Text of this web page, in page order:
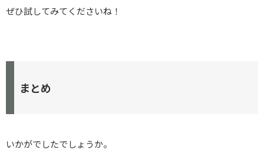
ぜひ試してみてくださいね！
まとめ
いかがでしたでしょうか。